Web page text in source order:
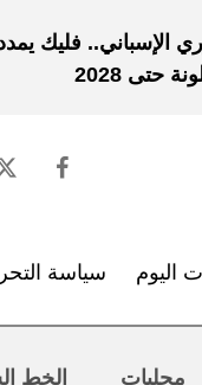
الإسباني.. فليك
حتى 2028
اليوم سياسة
محليات الخط